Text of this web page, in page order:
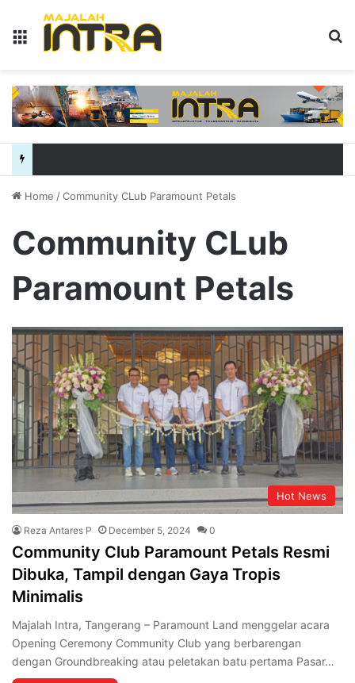
Menu
Home /Community CLub Paramount Petals
Community CLub
Paramount Petals
Hot News
Reza Antares P December 5, 2024 0
Community Club Paramount Petals Resmi
Dibuka, Tampil dengan Gaya Tropis
Minimalis
Majalah Intra, Tangerang – Paramount Land menggelar acara
Opening Ceremony Community Club yang berbarengan
dengan Groundbreaking atau peletakan batu pertama Pasar…